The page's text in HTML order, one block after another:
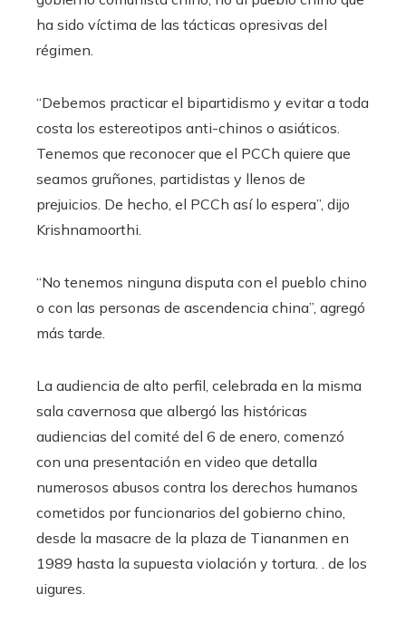
ha sido víctima de las tácticas opresivas del
régimen.
“Debemos practicar el bipartidismo y evitar a toda
costa los estereotipos anti-chinos o asiáticos.
Tenemos que reconocer que el PCCh quiere que
seamos gruñones, partidistas y llenos de
prejuicios. De hecho, el PCCh así lo espera”, dijo
Krishnamoorthi.
“No tenemos ninguna disputa con el pueblo chino
o con las personas de ascendencia china”, agregó
más tarde.
La audiencia de alto perfil, celebrada en la misma
sala cavernosa que albergó las históricas
audiencias del comité del 6 de enero, comenzó
con una presentación en video que detalla
numerosos abusos contra los derechos humanos
cometidos por funcionarios del gobierno chino,
desde la masacre de la plaza de Tiananmen en
1989 hasta la supuesta violación y tortura. . de los
uigures.